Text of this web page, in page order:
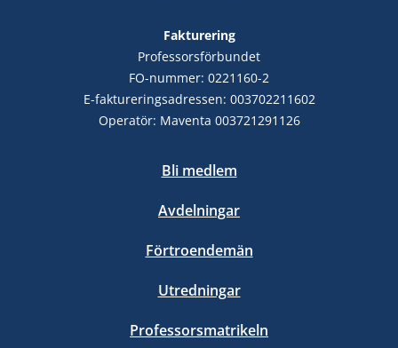
Fakturering
Professorsförbundet
FO-nummer: 0221160-2
E-faktureringsadressen: 003702211602
Operatör: Maventa 003721291126
Bli medlem
Avdelningar
Förtroendemän
Utredningar
Professorsmatrikeln